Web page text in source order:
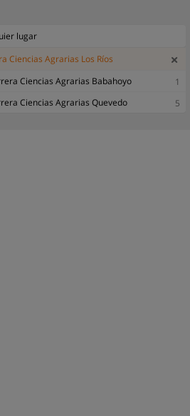
lugar
Ciencias Agrarias Los Ríos
Ciencias Agrarias Babahoyo
1
Ciencias Agrarias Quevedo
5